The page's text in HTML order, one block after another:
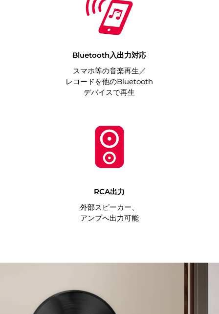
Bluetooth入出力対応
スマホ等の音楽再生／
レコードを他のBluetooth
デバイスで再生
RCA出力
外部スピーカー、
アンプへ出力可能